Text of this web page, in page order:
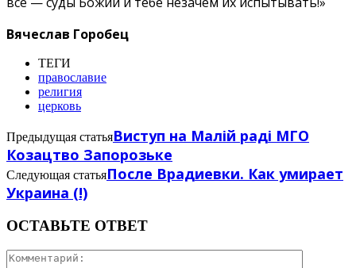
Вячеслав Горобец
ТЕГИ
православие
религия
церковь
Предыдущая статьяВиступ на Малій раді МГО
Козацтво Запорозьке
Следующая статьяПосле Врадиевки. Как умирает
Украина (!)
ОСТАВЬТЕ ОТВЕТ